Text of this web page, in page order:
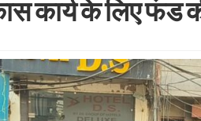
कार्य के लिए फंड